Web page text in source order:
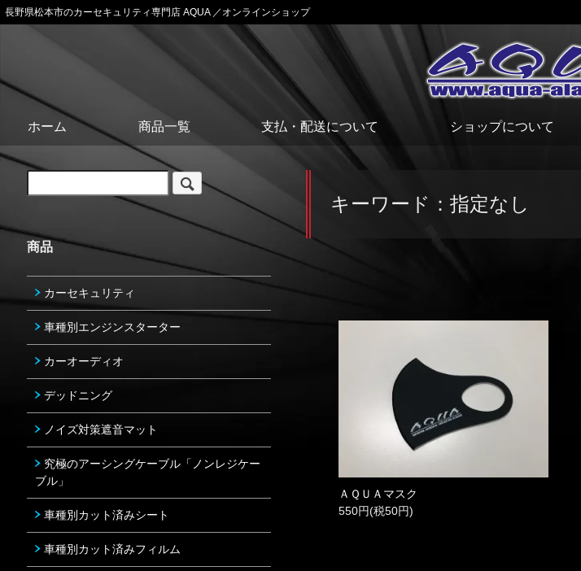
長野県松本市のカーセキュリティ専門店 AQUA ／オンラインショップ
ホーム 商品一覧 支払・配送について ショップについて
キーワード：指定なし
ＡＱＵＡマスク
550円(税50円)
商品
カーセキュリティ
車種別エンジンスターター
カーオーディオ
デッドニング
ノイズ対策遮音マット
究極のアーシングケーブル「ノンレジケー
ブル」
車種別カット済みシート
車種別カット済みフィルム